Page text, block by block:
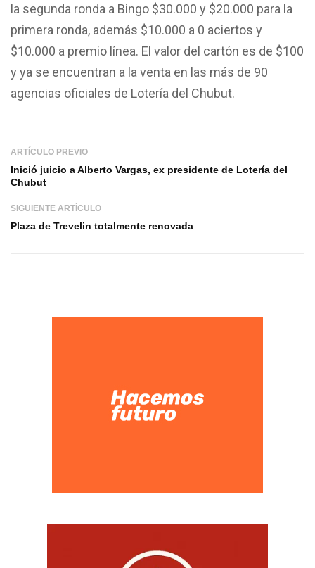
la segunda ronda a Bingo $30.000 y $20.000 para la
primera ronda, además $10.000 a 0 aciertos y
$10.000 a premio línea. El valor del cartón es de $100
y ya se encuentran a la venta en las más de 90
agencias oficiales de Lotería del Chubut.
ARTÍCULO PREVIO
Inició juicio a Alberto Vargas, ex presidente de Lotería del
Chubut
SIGUIENTE ARTÍCULO
Plaza de Trevelin totalmente renovada